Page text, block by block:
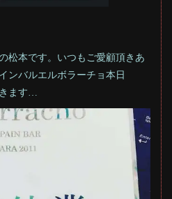
松本です。いつもご愛顧頂きあ
ンバルエルボラーチョ本日
ます…